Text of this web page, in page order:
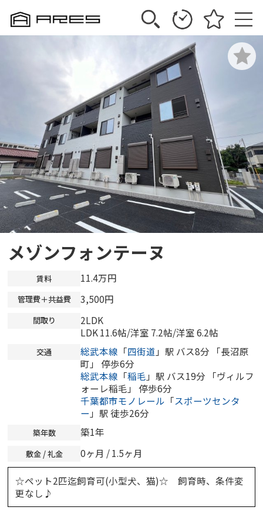
メゾンフォンテーヌ
賃料 11.4万円
管理費＋共益費 3,500円
間取り
2LDK
LDK 11.6帖/洋室 7.2帖/洋室 6.2帖
交通 総武本線 「四街道 」駅 バス8分 「長沼原
町」 停歩6分
総武本線 「稲毛 」駅 バス19分 「ヴィルフ
ォーレ稲毛」 停歩6分
千葉都市モノレール 「スポーツセンタ
ー 」駅 徒歩26分
築年数 築1年
敷金 / 礼金 0ヶ月 / 1.5ヶ月
☆ペット2匹迄飼育可(小型犬、猫)☆ 飼育時、条件変
更なし♪